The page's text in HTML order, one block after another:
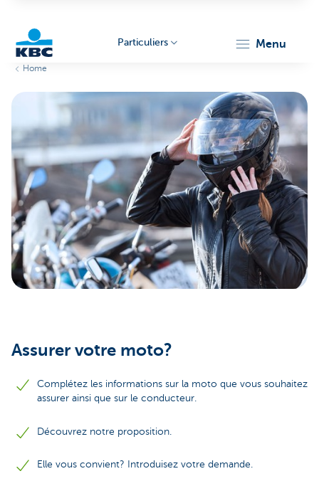
Particuliers menu
Home
Assurer votre moto?
Complétez les informations sur la moto que vous souhaitez
assurer ainsi que sur le conducteur.
Découvrez notre proposition.
Elle vous convient? Introduisez votre demande.